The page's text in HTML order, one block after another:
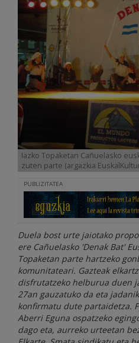
Iazko Topaketan Cañuelasko
zuten parte (argazkia
PUBLIZITATEA
Duela bost urte jaiotako
ere Cañuelasko 'Denak Bat'
Topaketan parte hartzeko
komunitateari. Gazteak
disfrutatzeko helburua duen
27an gauzatuko da eta
konfirmatu dute partaidetza.
Aberri Eguna ospatzeko
dago eta, aurreko urteetan